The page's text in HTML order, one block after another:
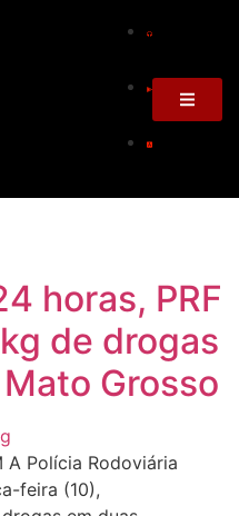
horas, PRF
de drogas
Grosso
A Polícia Rodoviária
feira (10),